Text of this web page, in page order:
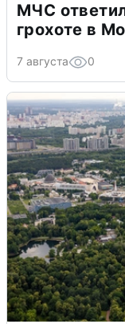
МЧС
грохоте в
7 августа 0